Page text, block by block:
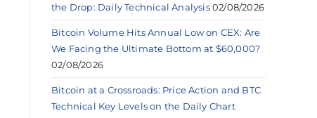
the Drop: Daily Technical Analysis 02/08/2026
Bitcoin Volume Hits Annual Low on CEX: Are
We Facing the Ultimate Bottom at $60,000?
02/08/2026
Bitcoin at a Crossroads: Price Action and BTC
Technical Key Levels on the Daily Chart